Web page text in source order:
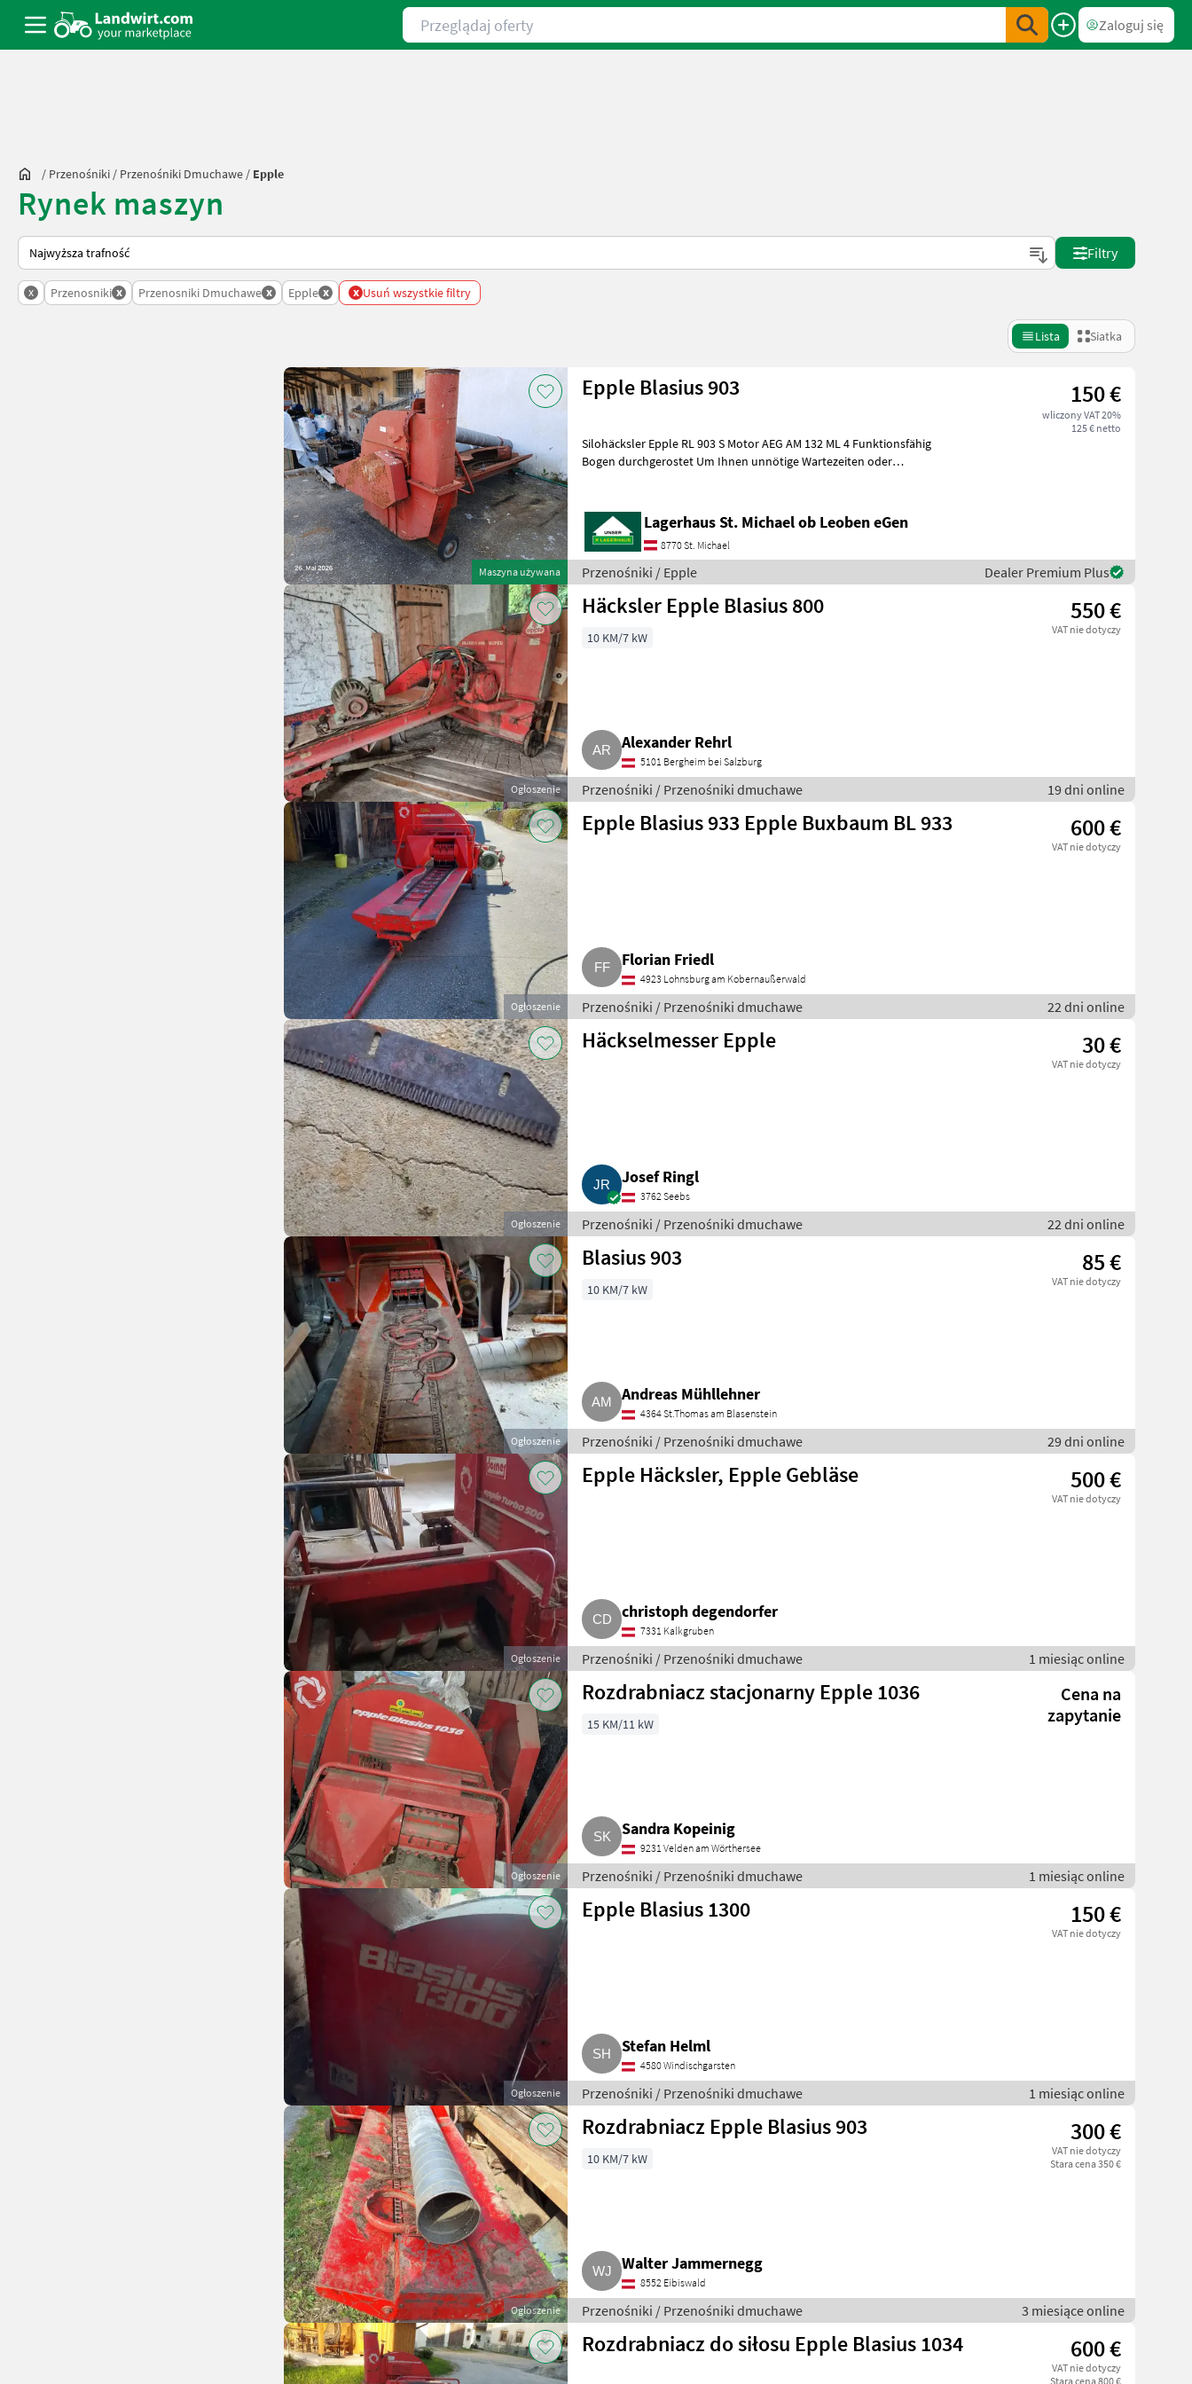
Przeglądaj oferty
Zaloguj się
/ Przenośniki / Przenośniki Dmuchawe / Epple
Rynek maszyn
Tak sortuje się na Landwirt.com
Filtry
x Przenosniki x Przenosniki Dmuchawe x Epple x x Usuń wszystkie filtry
Lista Siatka
Maszyna używana
Epple Blasius 903 150 €
wliczony VAT 20%
125 € netto
Silohäcksler Epple RL 903 S Motor AEG AM 132 ML 4 Funktionsfähig
Bogen durchgerostet Um Ihnen unnötige Wartezeiten oder
Lagerhaus St. Michael ob Leoben eGen
8770 St. Michael
Przenośniki / Epple Dealer Premium Plus
Ogłoszenie
Häcksler Epple Blasius 800 550 €
VAT nie dotyczy
10 KM/7 kW
Alexander Rehrl
5101 Bergheim bei Salzburg
Przenośniki / Przenośniki dmuchawe 19 dni online
Ogłoszenie
Epple Blasius 933 Epple Buxbaum BL 933 600 €
VAT nie dotyczy
Florian Friedl
4923 Lohnsburg am Kobernaußerwald
Przenośniki / Przenośniki dmuchawe 22 dni online
Ogłoszenie
Häckselmesser Epple 30 €
VAT nie dotyczy
Josef Ringl
3762 Seebs
Przenośniki / Przenośniki dmuchawe 22 dni online
Ogłoszenie
Blasius 903 85 €
VAT nie dotyczy
10 KM/7 kW
Andreas Mühllehner
4364 St.Thomas am Blasenstein
Przenośniki / Przenośniki dmuchawe 29 dni online
Ogłoszenie
Epple Häcksler, Epple Gebläse 500 €
VAT nie dotyczy
christoph degendorfer
7331 Kalkgruben
Przenośniki / Przenośniki dmuchawe 1 miesiąc online
Ogłoszenie
Rozdrabniacz stacjonarny Epple 1036
Cena na
zapytanie
15 KM/11 kW
Sandra Kopeinig
9231 Velden am Wörthersee
Przenośniki / Przenośniki dmuchawe 1 miesiąc online
Ogłoszenie
Epple Blasius 1300 150 €
VAT nie dotyczy
Stefan Helml
4580 Windischgarsten
Przenośniki / Przenośniki dmuchawe 1 miesiąc online
Ogłoszenie
Rozdrabniacz Epple Blasius 903 300 €
VAT nie dotyczy
Stara cena 350 €
10 KM/7 kW
Walter Jammernegg
8552 Eibiswald
Przenośniki / Przenośniki dmuchawe 3 miesiące online
Rozdrabniacz do siłosu Epple Blasius 1034 600 €
VAT nie dotyczy
Stara cena 800 €